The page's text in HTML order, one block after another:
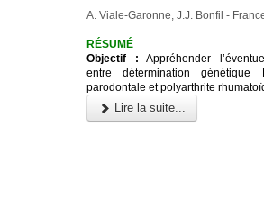
A. Viale-Garonne, J.J. Bonfil -
RÉSUMÉ
Objectif : Appréhender
entre détermination génétique
parodontale et polyarthrite
Lire la suite...